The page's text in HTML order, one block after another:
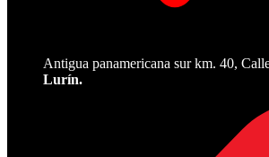
Antigua panamericana sur km. 40,
Lurín.